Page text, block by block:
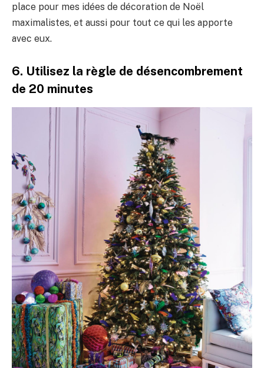
place pour mes idées de décoration de Noël
maximalistes, et aussi pour tout ce qui les apporte
avec eux.
6. Utilisez la règle de désencombrement
de 20 minutes